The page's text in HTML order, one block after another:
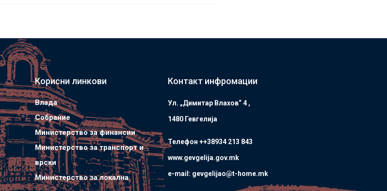
Корисни линкови
Влада
Собрание
Министерство за финансии
Министерство за транспорт и
врски
Министерство за локална
Контакт инфромации
Ул. „Димитар Влахов“ 4 ,
1480 Гевгелијa
Телефон ++38934 213 843
www.gevgelija.gov.mk
e-mail: gevgelijao@t-home.mk